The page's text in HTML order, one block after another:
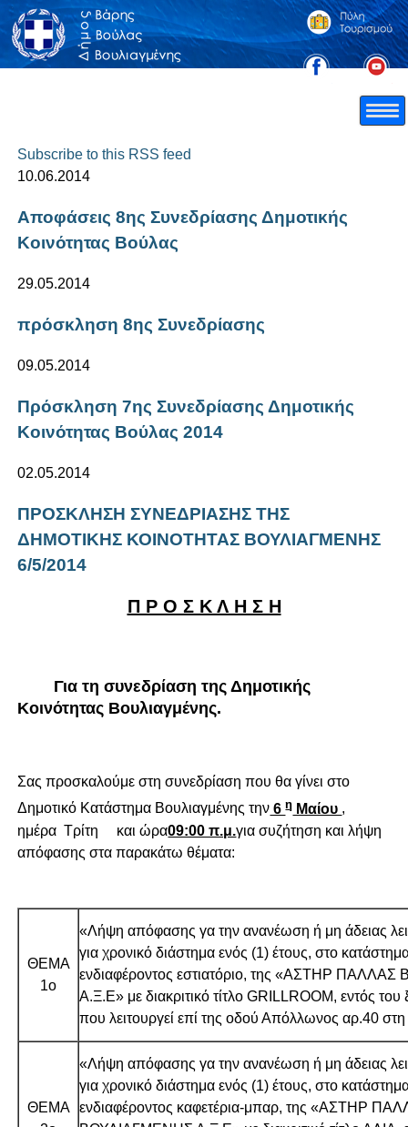
Subscribe to this RSS feed
10.06.2014
Aποφάσεις 8ης Συνεδρίασης Δημοτικής
Κοινότητας Βούλας
29.05.2014
πρόσκληση 8ης Συνεδρίασης
09.05.2014
Πρόσκληση 7ης Συνεδρίασης Δημοτικής
Κοινότητας Βούλας 2014
02.05.2014
ΠΡΟΣΚΛΗΣΗ ΣΥΝΕΔΡΙΑΣΗΣ ΤΗΣ
ΔΗΜΟΤΙΚΗΣ ΚΟΙΝΟΤΗΤΑΣ ΒΟΥΛΙΑΓΜΕΝΗΣ
6/5/2014
Π Ρ Ο Σ Κ Λ Η Σ Η
Για τη συνεδρίαση της Δημοτικής
Κοινότητας Βουλιαγμένης.
Σας προσκαλούμε στη συνεδρίαση που θα γίνει στο
Δημοτικό Κατάστημα Βουλιαγμένης την 6η Μαίου ,
ημέρα Τρίτη και ώρα09:00 π.μ.για συζήτηση και λήψη
απόφασης στα παρακάτω θέματα:
ΘΕΜΑ
1ο
«Λήψη απόφασης γα την ανανέωση ή μη άδειας
για χρονικό διάστημα ενός (1) έτους, στο
ενδιαφέροντος εστιατόριο, της «ΑΣΤΗΡ
Α.Ξ.Ε» με διακριτικό τίτλο GRILLROOM, εντός
που λειτουργεί επί της οδού Απόλλωνος αρ.40
ΘΕΜΑ
«Λήψη απόφασης γα την ανανέωση ή μη άδειας
για χρονικό διάστημα ενός (1) έτους, στο
ενδιαφέροντος καφετέρια-μπαρ, της «ΑΣΤΗΡ